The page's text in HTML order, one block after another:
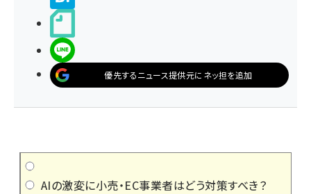
優先するニュース提供元にネッ担を追加
AIの激変に小売・EC事業者はどう対策すべき？